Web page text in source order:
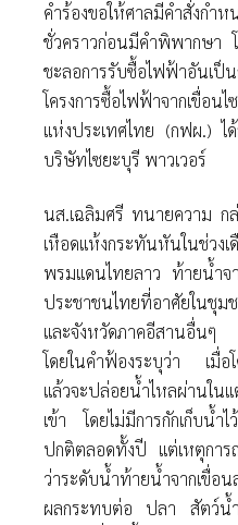
คำร้องขอให้ศาลมีคำสั่งกำ
ชั่วคราวก่อนมีคำพิพากษา
ชะลอการรับซื้อไฟฟ้าอันเป็
โครงการซื้อไฟฟ้าจากเขื่อ
แห่งประเทศไทย (กฟผ.)
บริษัทไซยะบุรี พาวเวอร์
นส.เฉลิมศรี ทนายความ กล่
เหือดแห้งกระทันหันในช่
พรมแดนไทยลาว ท้ายน้ำจา
ประชาชนไทยที่อาศัยในชุม
และจังหวัดภาคอีสานอื่นๆ
โดยในคำฟ้องระบุว่า เมื่อโ
แล้วจะปล่อยน้ำไหลผ่านใน
เข้า โดยไม่มีการกักเก็บน้ำ
ปกติตลอดทั้งปี แต่เหตุกา
ว่าระดับน้ำท้ายน้ำจากเขื่
ผลกระทบต่อ ปลา สัตว์น้